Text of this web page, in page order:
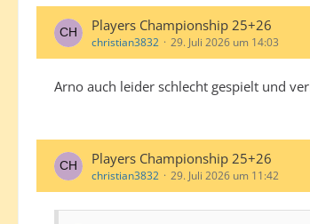
Players Championship 25+26
christian3832 29. Juli 2026 um 14:03
Arno auch leider schlecht gespielt und
Players Championship 25+26
christian3832 29. Juli 2026 um 11:42